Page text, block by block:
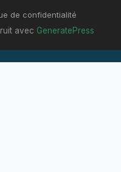
de confidentialité
avec GeneratePress